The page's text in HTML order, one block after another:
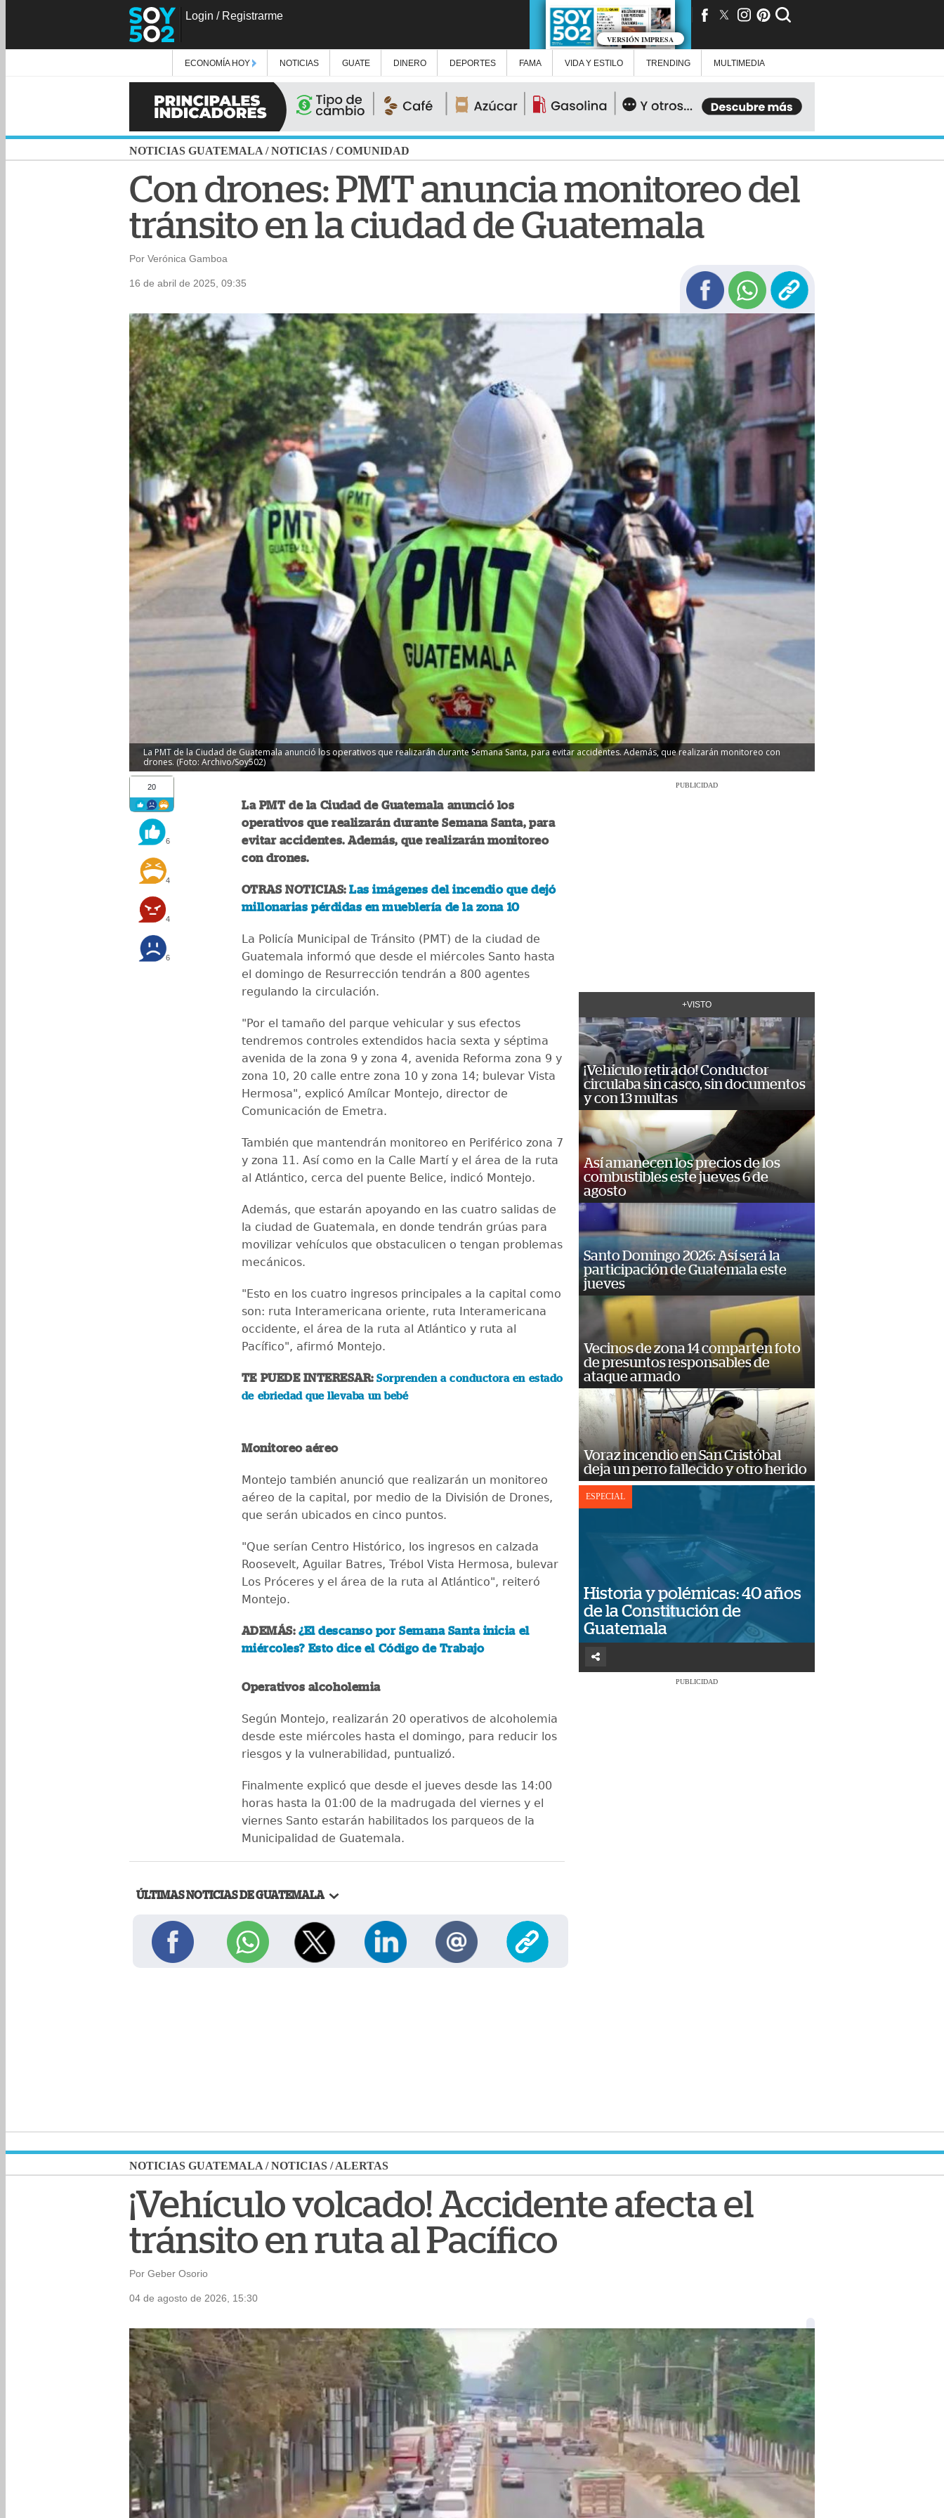
Login / Registrarme
VERSIÓN IMPRESA
ECONOMÍA HOY NOTICIAS GUATE DINERO DEPORTES FAMA VIDA Y ESTILO TRENDING MULTIMEDIA
NOTICIAS GUATEMALA /NOTICIAS /COMUNIDAD
Con drones: PMT anuncia monitoreo del
tránsito en la ciudad de Guatemala
Por Verónica Gamboa
16 de abril de 2025, 09:35
La PMT de la Ciudad de Guatemala anunció los operativos que realizarán durante Semana Santa, para evitar accidentes. Además, que realizarán monitoreo con
drones. (Foto: Archivo/Soy502)
20
6
4
4
6
La PMT de la Ciudad de Guatemala anunció los
operativos que realizarán durante Semana Santa, para
evitar accidentes. Además, que realizarán monitoreo
con drones.
OTRAS NOTICIAS:Las imágenes del incendio que dejó
millonarias pérdidas en mueblería de la zona 10
La Policía Municipal de Tránsito (PMT) de la ciudad de
Guatemala informó que desde el miércoles Santo hasta
el domingo de Resurrección tendrán a 800 agentes
regulando la circulación.
"Por el tamaño del parque vehicular y sus efectos
tendremos controles extendidos hacia sexta y séptima
avenida de la zona 9 y zona 4, avenida Reforma zona 9 y
zona 10, 20 calle entre zona 10 y zona 14; bulevar Vista
Hermosa", explicó Amílcar Montejo, director de
Comunicación de Emetra.
También que mantendrán monitoreo en Periférico zona 7
y zona 11. Así como en la Calle Martí y el área de la ruta
al Atlántico, cerca del puente Belice, indicó Montejo.
Además, que estarán apoyando en las cuatro salidas de
la ciudad de Guatemala, en donde tendrán grúas para
movilizar vehículos que obstaculicen o tengan problemas
mecánicos.
"Esto en los cuatro ingresos principales a la capital como
son: ruta Interamericana oriente, ruta Interamericana
occidente, el área de la ruta al Atlántico y ruta al
Pacífico", afirmó Montejo.
TE PUEDE INTERESAR:Sorprenden a conductora en estado
de ebriedad que llevaba un bebé
Monitoreo aéreo
Montejo también anunció que realizarán un monitoreo
aéreo de la capital, por medio de la División de Drones,
que serán ubicados en cinco puntos.
"Que serían Centro Histórico, los ingresos en calzada
Roosevelt, Aguilar Batres, Trébol Vista Hermosa, bulevar
Los Próceres y el área de la ruta al Atlántico", reiteró
Montejo.
ADEMÁS:¿El descanso por Semana Santa inicia el
miércoles? Esto dice el Código de Trabajo
Operativos alcoholemia
Según Montejo, realizarán 20 operativos de alcoholemia
desde este miércoles hasta el domingo, para reducir los
riesgos y la vulnerabilidad, puntualizó.
Finalmente explicó que desde el jueves desde las 14:00
horas hasta la 01:00 de la madrugada del viernes y el
viernes Santo estarán habilitados los parqueos de la
Municipalidad de Guatemala.
ÚLTIMAS NOTICIAS DE GUATEMALA
PUBLICIDAD
+VISTO
¡Vehículo retirado! Conductor
circulaba sin casco, sin documentos
y con 13 multas
Así amanecen los precios de los
combustibles este jueves 6 de
agosto
Santo Domingo 2026: Así será la
participación de Guatemala este
jueves
Vecinos de zona 14 comparten foto
de presuntos responsables de
ataque armado
Voraz incendio en San Cristóbal
deja un perro fallecido y otro herido
ESPECIAL
Historia y polémicas: 40 años
de la Constitución de
Guatemala
PUBLICIDAD
NOTICIAS GUATEMALA /NOTICIAS /ALERTAS
¡Vehículo volcado! Accidente afecta el
tránsito en ruta al Pacífico
Por Geber Osorio
04 de agosto de 2026, 15:30